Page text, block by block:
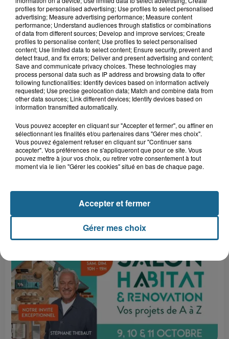
Parc
Gagnez vos entrées pour le parc
Bagatelle
profiles for personalised advertising; Use profiles to select personalised
advertising; Measure advertising performance; Measure content
performance; Understand audiences through statistics or combinations
of data from different sources; Develop and improve services; Create
profiles to personalise content; Use profiles to select personalised
content; Use limited data to select content; Ensure security, prevent and
detect fraud, and fix errors; Deliver and present advertising and content;
Save and communicate privacy choices. These technologies may
process personal data such as IP address and browsing data to offer
following functionalities: Identify devices based on information actively
requested; Use precise geolocation data; Match and combine data from
other data sources; Link different devices; Identify devices based on
information transmitted automatically.
Vous pouvez accepter en cliquant sur "Accepter et fermer", ou affiner en
sélectionnant les finalités et/ou partenaires dans "Gérer mes choix".
Vous pouvez également refuser en cliquant sur "Continuer sans
accepter". Vos préférences ne s'appliqueront que pour ce site. Vous
pouvez mettre à jour vos choix, ou retirer votre consentement à tout
moment via le lien "Gérer les cookies" situé en bas de chaque page.
Gérer mes choix
Accepter et fermer